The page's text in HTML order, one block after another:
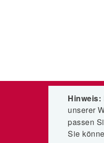
GMBH
Obertal 12
77784
Hinweis:
unserer
passen
Sie